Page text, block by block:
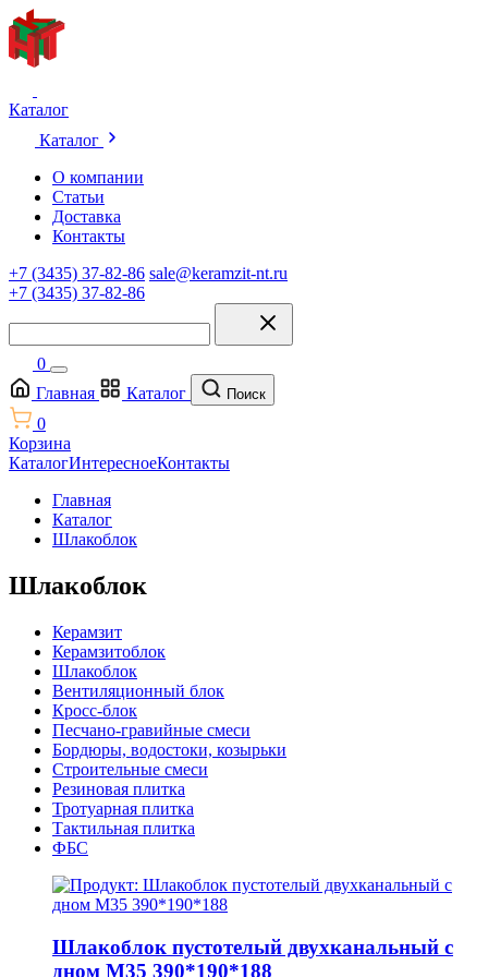
Каталог
Каталог
О компании
Статьи
Доставка
Контакты
+7 (3435) 37-82-86 sale@keramzit-nt.ru
+7 (3435) 37-82-86
0
Главная
Каталог Поиск
0
Корзина
КаталогИнтересноеКонтакты
Главная
Каталог
Шлакоблок
Шлакоблок
Керамзит
Керамзитоблок
Шлакоблок
Вентиляционный блок
Кросс-блок
Песчано-гравийные смеси
Бордюры, водостоки, козырьки
Строительные смеси
Резиновая плитка
Тротуарная плитка
Тактильная плитка
ФБС
Шлакоблок пустотелый двухканальный с
дном М35 390*190*188